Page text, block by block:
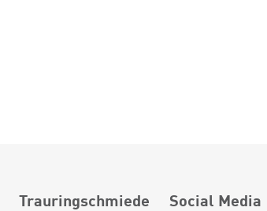
Trauringschmiede Social Media